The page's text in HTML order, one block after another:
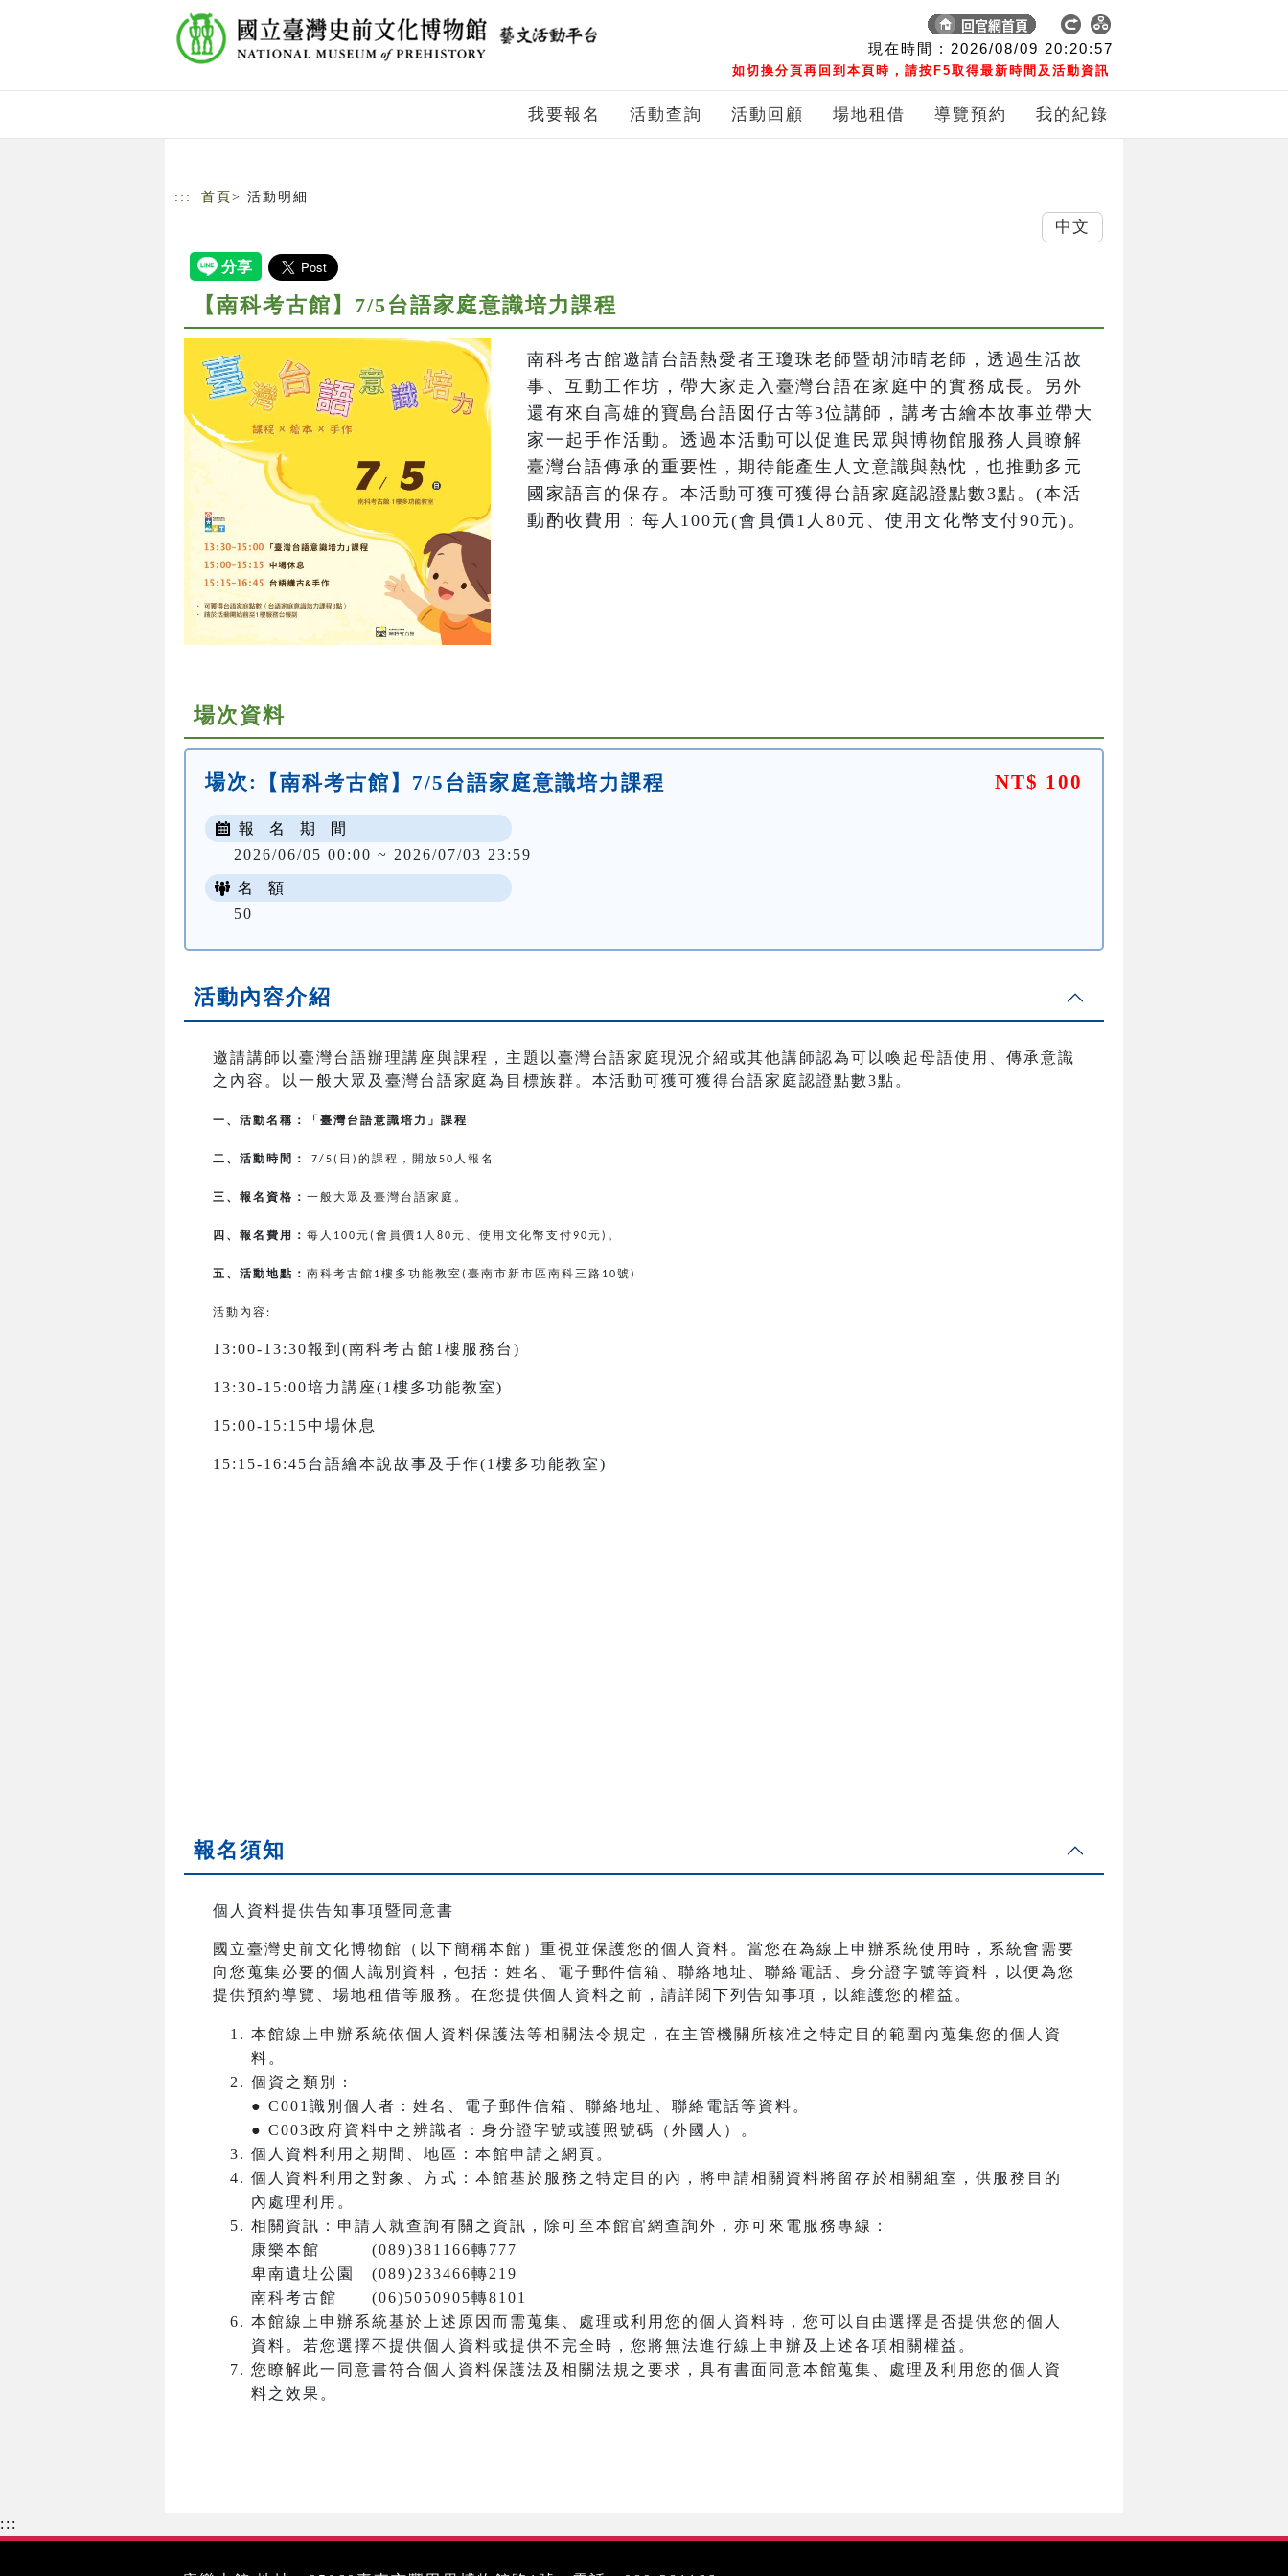
現在時間 : 2026/08/09 20:20:58
如切換分頁再回到本頁時，請按F5取得最新時間及活動資訊
我要報名 活動查詢 活動回顧 場地租借 導覽預約 我的紀錄
::: 首頁 > 活動明細
【南科考古館】7/5台語家庭意識培力課程
南科考古館邀請台語熱愛者王瓊珠老師暨胡沛晴老師，透過生活故
事、互動工作坊，帶大家走入臺灣台語在家庭中的實務成長。另外
還有來自高雄的寶島台語囡仔古等3位講師，講考古繪本故事並帶大
家一起手作活動。透過本活動可以促進民眾與博物館服務人員瞭解
臺灣台語傳承的重要性，期待能產生人文意識與熱忱，也推動多元
國家語言的保存。本活動可獲可獲得台語家庭認證點數3點。(本活
動酌收費用：每人100元(會員價1人80元、使用文化幣支付90元)。
場次資料
場次: 【南科考古館】7/5台語家庭意識培力課程 NT$ 100
報 名 期 間
2026/06/05 00:00 ~ 2026/07/03 23:59
名 額
50
活動內容介紹
邀請講師以臺灣台語辦理講座與課程，主題以臺灣台語家庭現況介紹或其他講師認為可以喚起母語使用、傳承意識
之內容。以一般大眾及臺灣台語家庭為目標族群。本活動可獲可獲得台語家庭認證點數3點。
一、活動名稱：「臺灣台語意識培力」課程
二、活動時間： 7/5( 日 ) 的課程，開放50 人報名
三、報名資格： 一般大眾及臺灣台語家庭。
四、報名費用： 每人 100元( 會員價 1 人 80元、使用文化幣支付90元 ) 。
五、活動地點： 南科考古館 1樓多功能教室( 臺南市新市區南科三路 10號 )
活動內容:
13:00-13:30報到(南科考古館1樓服務台)
13:30-15:00培力講座(1樓多功能教室)
15:00-15:15中場休息
15:15-16:45台語繪本說故事及手作(1樓多功能教室)
報名須知
個人資料提供告知事項暨同意書
國立臺灣史前文化博物館（以下簡稱本館）重視並保護您的個人資料。當您在為線上申辦系統使用時，系統會需要
向您蒐集必要的個人識別資料，包括：姓名、電子郵件信箱、聯絡地址、聯絡電話、身分證字號等資料，以便為您
提供預約導覽、場地租借等服務。在您提供個人資料之前，請詳閱下列告知事項，以維護您的權益。
本館線上申辦系統依個人資料保護法等相關法令規定，在主管機關所核准之特定目的範圍內蒐集您的個人資
料。
個資之類別：
● C001識別個人者：姓名、電子郵件信箱、聯絡地址、聯絡電話等資料。
● C003政府資料中之辨識者：身分證字號或護照號碼（外國人）。
個人資料利用之期間、地區：本館申請之網頁。
個人資料利用之對象、方式：本館基於服務之特定目的內，將申請相關資料將留存於相關組室，供服務目的
內處理利用。
相關資訊：申請人就查詢有關之資訊，除可至本館官網查詢外，亦可來電服務專線：
康樂本館 (089)381166轉777
卑南遺址公園 (089)233466轉219
南科考古館 (06)5050905轉8101
本館線上申辦系統基於上述原因而需蒐集、處理或利用您的個人資料時，您可以自由選擇是否提供您的個人
資料。若您選擇不提供個人資料或提供不完全時，您將無法進行線上申辦及上述各項相關權益。
您瞭解此一同意書符合個人資料保護法及相關法規之要求，具有書面同意本館蒐集、處理及利用您的個人資
料之效果。
:::